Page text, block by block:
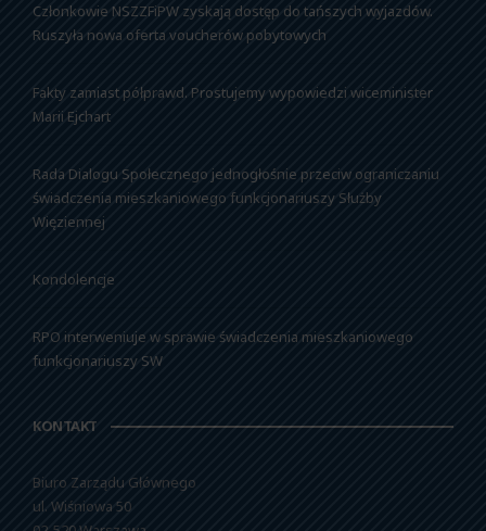
Członkowie NSZZFiPW zyskają dostęp do tańszych wyjazdów.
Ruszyła nowa oferta voucherów pobytowych
Fakty zamiast półprawd. Prostujemy wypowiedzi wiceminister
Marii Ejchart
Rada Dialogu Społecznego jednogłośnie przeciw ograniczaniu
świadczenia mieszkaniowego funkcjonariuszy Służby
Więziennej
Kondolencje
RPO interweniuje w sprawie świadczenia mieszkaniowego
funkcjonariuszy SW
KONTAKT
Biuro Zarządu Głównego
ul. Wiśniowa 50